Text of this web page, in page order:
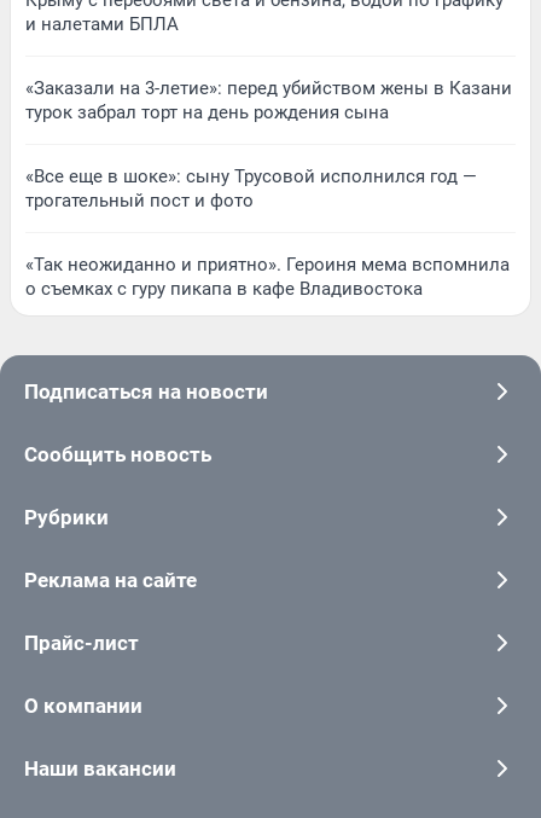
и налетами БПЛА
«Заказали на 3-летие»: перед убийством жены в Казани
турок забрал торт на день рождения сына
«Все еще в шоке»: сыну Трусовой исполнился год —
трогательный пост и фото
«Так неожиданно и приятно». Героиня мема вспомнила
о съемках с гуру пикапа в кафе Владивостока
Подписаться на новости
Сообщить новость
Рубрики
Реклама на сайте
Прайс-лист
О компании
Наши вакансии